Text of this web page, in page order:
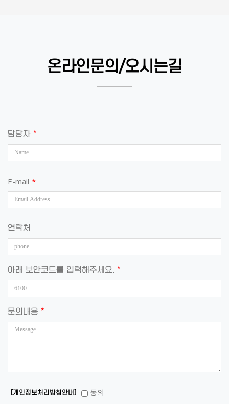
온라인문의/오시는길
담당자 *
E-mail *
연락처
아래 보안코드를 입력해주세요. *
문의내용 *
[개인정보처리방침안내] 동의